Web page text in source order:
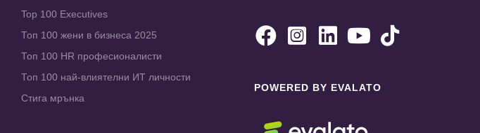
Top 100 Executives
Топ 100 жени в бизнеса 2025
Топ 100 HR професионалисти
Топ 100 най-влиятелни ИТ личности
Стига мрънка
    
POWERED BY EVALATO